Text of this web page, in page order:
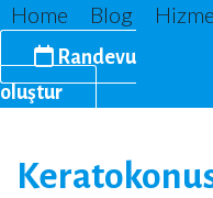
Home Blog
Randevu
oluştur